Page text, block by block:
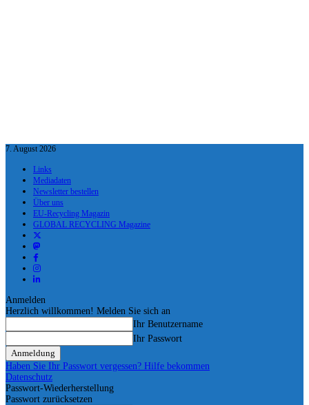
7. August 2026
Links
Mediadaten
Newsletter bestellen
Über uns
EU-Recycling Magazin
GLOBAL RECYCLING Magazine
Anmelden
Herzlich willkommen! Melden Sie sich an
Ihr Benutzername
Ihr Passwort
Haben Sie Ihr Passwort vergessen? Hilfe bekommen
Datenschutz
Passwort-Wiederherstellung
Passwort zurücksetzen